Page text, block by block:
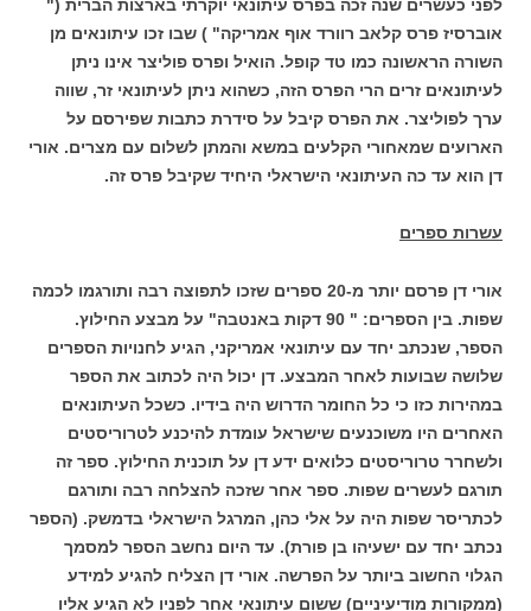
לפני כעשרים שנה זכה בפרס עיתונאי יוקרתי בארצות הברית ("
אוברסיז פרס קלאב רוורד אוף אמריקה" ) שבו זכו עיתונאים מן
השורה הראשונה כמו טד קופל. הואיל ופרס פוליצר אינו ניתן
לעיתונאים זרים הרי הפרס הזה, כשהוא ניתן לעיתונאי זר, שווה
ערך לפוליצר. את הפרס קיבל על סידרת כתבות שפירסם על
הארועים שמאחורי הקלעים במשא והמתן לשלום עם מצרים. אורי
דן הוא עד כה העיתונאי הישראלי היחיד שקיבל פרס זה.
עשרות ספרים
אורי דן פרסם יותר מ-20 ספרים שזכו לתפוצה רבה ותורגמו לכמה
שפות. בין הספרים: " 90 דקות באנטבה" על מבצע החילוץ.
הספר, שנכתב יחד עם עיתונאי אמריקני, הגיע לחנויות הספרים
שלושה שבועות לאחר המבצע. דן יכול היה לכתוב את הספר
במהירות כזו כי כל החומר הדרוש היה בידיו. כשכל העיתונאים
האחרים היו משוכנעים שישראל עומדת להיכנע לטרוריסטים
ולשחרר טרוריסטים כלואים ידע דן על תוכנית החילוץ. ספר זה
תורגם לעשרים שפות. ספר אחר שזכה להצלחה רבה ותורגם
לכתריסר שפות היה על אלי כהן, המרגל הישראלי בדמשק. (הספר
נכתב יחד עם ישעיהו בן פורת). עד היום נחשב הספר למסמך
הגלוי החשוב ביותר על הפרשה. אורי דן הצליח להגיע למידע
(ממקורות מודיעיניים) ששום עיתונאי אחר לפניו לא הגיע אליו